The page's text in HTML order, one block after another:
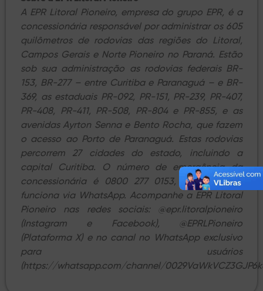
A EPR Litoral Pioneiro, empresa do grupo EPR, é a
concessionária responsável por administrar os 605
quilômetros de rodovias das regiões do Litoral,
Campos Gerais e Norte Pioneiro no Paraná. Estão
sob sua administração as rodovias federais BR-
153, BR-277 – entre Curitiba e Paranaguá – e BR-
369, as estaduais PR-092, PR-151, PR-239, PR-407,
PR-408, PR-411, PR-508, PR-804 e PR-855, e as
avenidas Ayrton Senna e Bento Rocha, que fazem
o acesso ao Porto de Paranaguá. Estas rodovias
percorrem 27 cidades do estado, incluindo a
capital Curitiba. O número de emergência da
concessionária é 0800 277 0153, que também
funciona via WhatsApp. Acompanhe a EPR Litoral
Pioneiro nas redes sociais: @epr.litoralpioneiro
(Instagram e Facebook), @EPRLPioneiro
(Plataforma X) e no canal no WhatsApp exclusivo
para usuários
(https://whatsapp.com/channel/